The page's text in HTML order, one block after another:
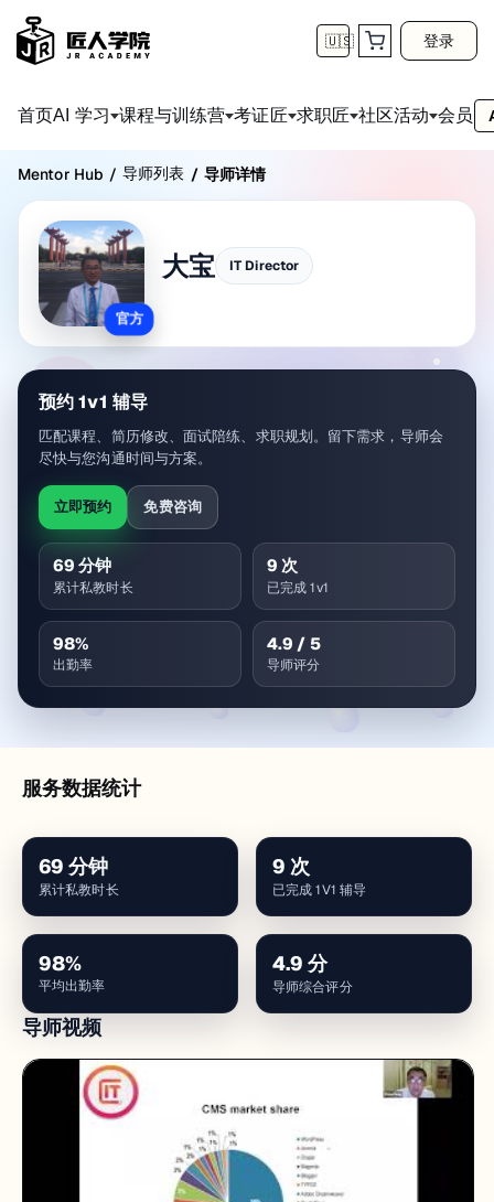
🇺🇸 登录
首页AI 学习 课程与训练营 考证匠 求职匠 社区活动 会员
Mentor Hub / 导师列表 / 导师详情
官方
大宝 IT Director
预约 1v1 辅导
匹配课程、简历修改、面试陪练、求职规划。留下需求，导师会
尽快与您沟通时间与方案。
立即预约 免费咨询
69 分钟
累计私教时长
9 次
已完成 1v1
98%
出勤率
4.9 / 5
导师评分
导师视频
服务数据统计
69 分钟
累计私教时长
9 次
已完成 1V1 辅导
98%
平均出勤率
4.9 分
导师综合评分